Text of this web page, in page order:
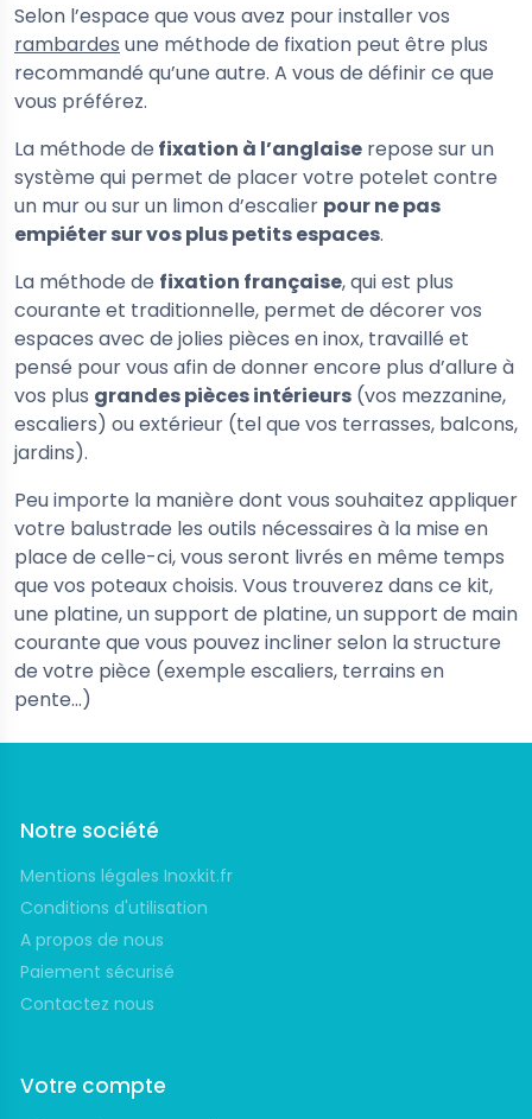
Selon l’espace que vous avez pour installer vos
rambardes une méthode de fixation peut être plus
recommandé qu’une autre. A vous de définir ce que
vous préférez.
La méthode de fixation à l’anglaise repose sur un
système qui permet de placer votre potelet contre
un mur ou sur un limon d’escalier pour ne pas
empiéter sur vos plus petits espaces.
La méthode de fixation française, qui est plus
courante et traditionnelle, permet de décorer vos
espaces avec de jolies pièces en inox, travaillé et
pensé pour vous afin de donner encore plus d’allure à
vos plus grandes pièces intérieurs (vos mezzanine,
escaliers) ou extérieur (tel que vos terrasses, balcons,
jardins).
Peu importe la manière dont vous souhaitez appliquer
votre balustrade les outils nécessaires à la mise en
place de celle-ci, vous seront livrés en même temps
que vos poteaux choisis. Vous trouverez dans ce kit,
une platine, un support de platine, un support de main
courante que vous pouvez incliner selon la structure
de votre pièce (exemple escaliers, terrains en
pente…)
Notre société
Mentions légales Inoxkit.fr
Conditions d'utilisation
A propos de nous
Paiement sécurisé
Contactez nous
Votre compte